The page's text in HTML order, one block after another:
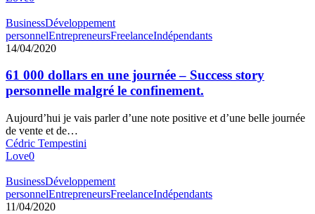
BusinessDéveloppement
personnelEntrepreneursFreelanceIndépendants
14/04/2020
61 000 dollars en une journée – Success story
personnelle malgré le confinement.
Aujourd’hui je vais parler d’une note positive et d’une belle journée
de vente et de…
Cédric Tempestini
Love0
BusinessDéveloppement
personnelEntrepreneursFreelanceIndépendants
11/04/2020